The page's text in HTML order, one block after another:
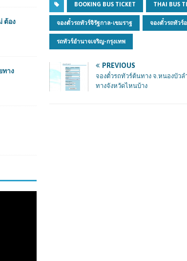
BOOKING BUS TICKET THAI BUS
จองตั๋วรถทัวร์จิรัฐกาล-เขมราฐ จองตั๋วรถทัวร์
รถทัวร์อำนาจเจริญ-กรุงเทพ
PREVIOUS
จองตั๋วรถทัวร์ต้นทาง จ.หนองบัวล
ทางจังหวัดไหนบ้าง
ต้อง
ทาง